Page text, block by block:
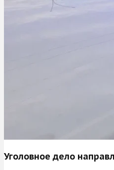
Уголовное дело